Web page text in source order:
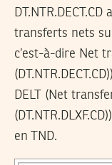
transferts nets
c’est-à-dire Net
DELT (Net
en TND.